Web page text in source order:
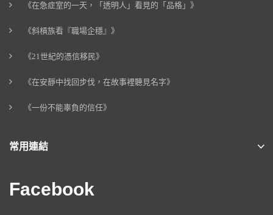
《在急症室的一天，「透明人」看見的「品格」》
《斜槓族看『職場企穩』》
《21世紀的憑信移民》
《在安靜中找回步伐，在故事裡聽見名字》
《一份不能辜負的信任》
常用連結
Facebook